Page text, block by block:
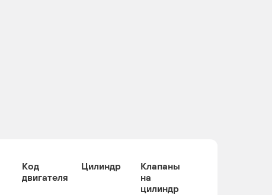
Код
двигателя
Цилиндр
Клапаны
на
цилиндр